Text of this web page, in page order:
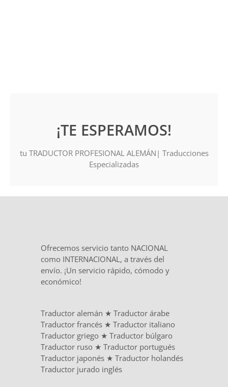
¡TE ESPERAMOS!
tu TRADUCTOR PROFESIONAL ALEMÁN| Traducciones
Especializadas
Ofrecemos servicio tanto NACIONAL
como INTERNACIONAL, a través del
envío. ¡Un servicio rápido, cómodo y
económico!
Traductor alemán ★ Traductor árabe
Traductor francés ★ Traductor italiano
Traductor griego ★ Traductor búlgaro
Traductor ruso ★ Traductor portugués
Traductor japonés ★ Traductor holandés
Traductor jurado inglés